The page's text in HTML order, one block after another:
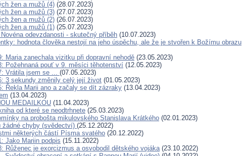
žen a mužů (4) (28.07.2023)
žen a mužů (3) (27.07.2023)
žen a mužů (2) (26.07.2023)
žen a mužů (1) (25.07.2023)
odevzdanosti - skutečný příběh (10.07.2023)
hodnota člověka nestojí na jeho úspěchu, ale že je stvořen k Božímu obrazu
Maria zanechala vizitku při dopravní nehodě (23.05.2023)
Požehnaná pouť v 9. měsíci těhotenství (12.05.2023)
Vrátila jsem se ... (07.05.2023)
3 sekundy změnily celý její život (01.05.2023)
Řekla Marii ano a začaly se dít zázraky (13.04.2023)
(13.04.2023)
MEDAILKOU (11.04.2023)
od které se neodtrhnete (25.03.2023)
na probošta mikulovského Stanislava Krátkého (02.01.2023)
chyby (svědectví) (25.12.2022)
některých částí Písma svatého (20.12.2022)
Jako Mariin podpis (15.11.2022)
Růženec je exorcizmus a osvobodil dětského vojáka(23.10.2022)